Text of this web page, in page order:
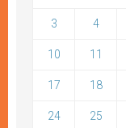
3 4
10 11
17 18
24 25